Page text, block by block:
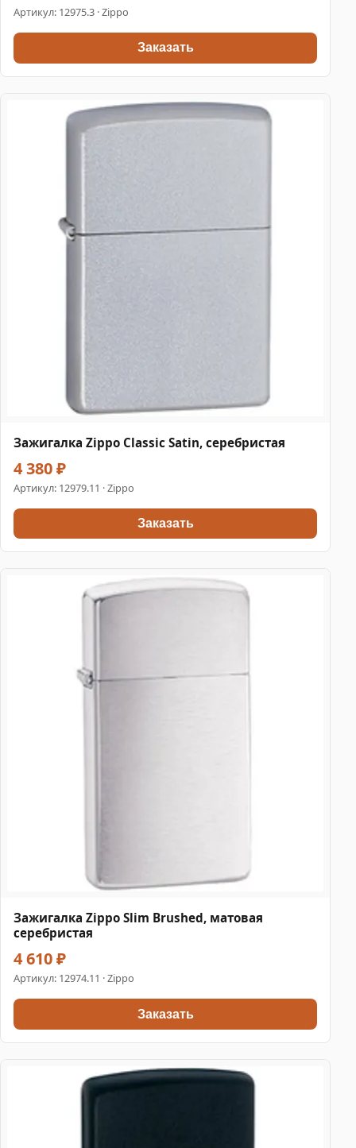
Артикул: 12975.3 · Zippo
Заказать
Зажигалка Zippo Classic Satin, серебристая
4 380 ₽
Артикул: 12979.11 · Zippo
Заказать
Зажигалка Zippo Slim Brushed, матовая
серебристая
4 610 ₽
Артикул: 12974.11 · Zippo
Заказать